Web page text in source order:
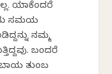
ಯಾಕೆಂದರೆ
ಸಮಯ
ನಮ್ಮ
ಬಂದರೆ
ಬಾಯ ತುಂಬ